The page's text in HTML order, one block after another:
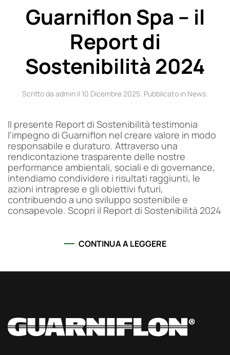
Guarniflon Spa – il
Report di
Sostenibilità 2024
Scritto da admin il 10 Dicembre 2025. Pubblicato in News.
Il presente Report di Sostenibilità testimonia
l’impegno di Guarniflon nel creare valore in modo
responsabile e duraturo. Attraverso una
rendicontazione trasparente delle nostre
performance ambientali, sociali e di governance,
intendiamo condividere i risultati raggiunti, le
azioni intraprese e gli obiettivi futuri,
contribuendo a uno sviluppo sostenibile e
consapevole. Scopri il Report di Sostenibilità 2024
CONTINUA A LEGGERE